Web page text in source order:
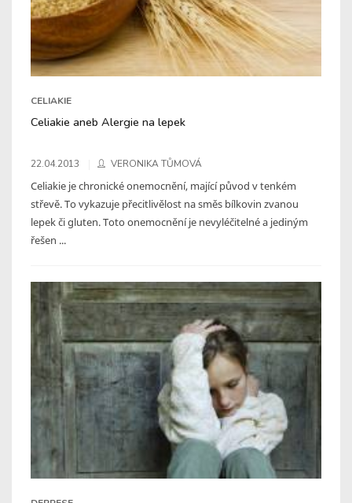
CELIAKIE
Celiakie aneb Alergie na lepek
22.04.2013 VERONIKA TŮMOVÁ
Celiakie je chronické onemocnění, mající původ v tenkém
střevě. To vykazuje přecitlivělost na směs bílkovin zvanou
lepek či gluten. Toto onemocnění je nevyléčitelné a jediným
řešen ...